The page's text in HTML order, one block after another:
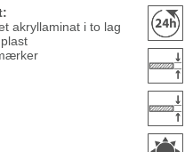
akryllaminat i to lag